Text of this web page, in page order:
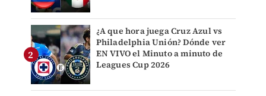
¿A que hora juega Cruz Azul vs
Philadelphia Unión? Dónde ver
EN VIVO el Minuto a minuto de
Leagues Cup 2026